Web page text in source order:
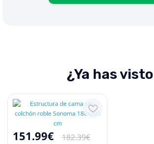
¿Ya has visto
151.99€
182.39€